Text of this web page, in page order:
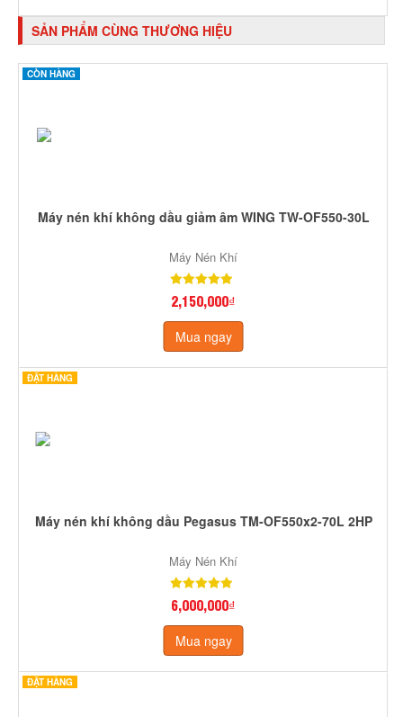
SẢN PHẨM CÙNG THƯƠNG HIỆU
CÒN HÀNG
Máy nén khí không dầu giảm âm WING TW-OF550-30L
Máy Nén Khí
2,150,000₫
Mua ngay
ĐẶT HÀNG
Máy nén khí không dầu Pegasus TM-OF550x2-70L 2HP
Máy Nén Khí
6,000,000₫
Mua ngay
ĐẶT HÀNG